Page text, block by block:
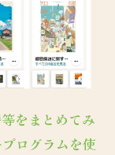
をまとめてみ
ログラムを使